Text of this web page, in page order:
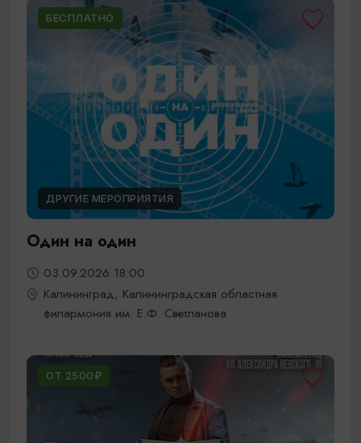
БЕСПЛАТНО
ДРУГИЕ МЕРОПРИЯТИЯ
Один на один
03.09.2026 18:00
Калининград, Калининградская областная
филармония им. Е.Ф. Светланова
ОТ 2500₽